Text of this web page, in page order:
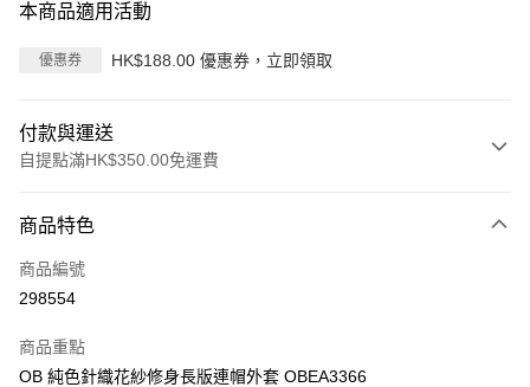
本商品適用活動
優惠券 HK$188.00 優惠券，立即領取
付款與運送
自提點滿HK$350.00免運費
信用卡
Apple Pay
PayMe
商品特色
商品編號
298554
商品重點
OB 純色針織花紗修身長版連帽外套 OBEA3366